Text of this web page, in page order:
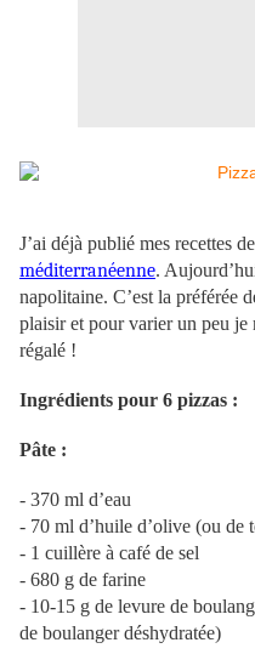
J’ai déjà publié mes recettes de
méditerranéenne.
napolitaine. C’est la préférée
plaisir et pour varier un peu je
régalé !
Ingrédients pour 6 pizzas :
Pâte :
- 370 ml d’eau
- 70 ml d’huile d’olive (ou de
- 1 cuillère à café de sel
- 680 g de farine
- 10-15 g de levure de
de boulanger déshydratée)